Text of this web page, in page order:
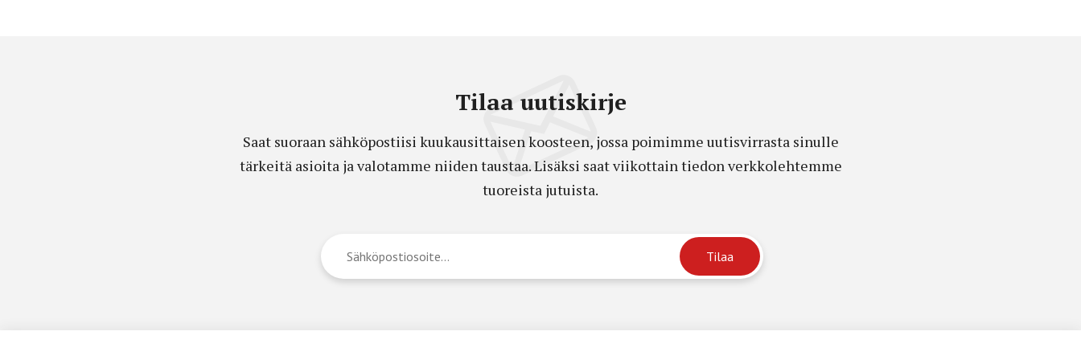
Tilaa uutiskirje
Saat suoraan sähköpostiisi kuukausittaisen koosteen, jossa poimimme uutisvirrasta sinulle
tärkeitä asioita ja valotamme niiden taustaa. Lisäksi saat viikottain tiedon verkkolehtemme
tuoreista jutuista.